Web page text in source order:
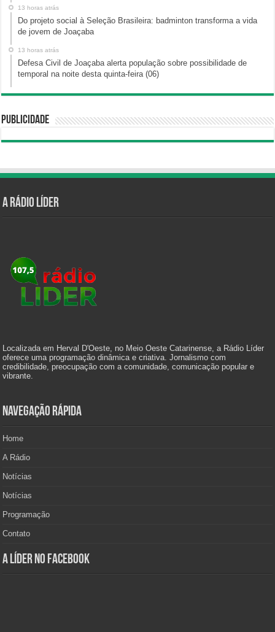
13 horas atrás
Do projeto social à Seleção Brasileira: badminton transforma a vida
de jovem de Joaçaba
13 horas atrás
Defesa Civil de Joaçaba alerta população sobre possibilidade de
temporal na noite desta quinta-feira (06)
Publicidade
A Rádio Líder
Localizada em Herval D'Oeste, no Meio Oeste Catarinense, a Rádio Líder
oferece uma programação dinâmica e criativa. Jornalismo com
credibilidade, preocupação com a comunidade, comunicação popular e
vibrante.
Navegação Rápida
Home
A Rádio
Notícias
Notícias
Programação
Contato
A Líder no Facebook